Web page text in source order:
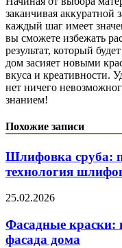
заканчивая
каждый шаг имеет
вы сможете избежать
результат, который
дом засияет новыми
вкуса и креативности.
нет ничего
знанием!
Похожие записи
Шлифовка сруба:
технология
25.02.2026
Фасадные краски:
фасада дома